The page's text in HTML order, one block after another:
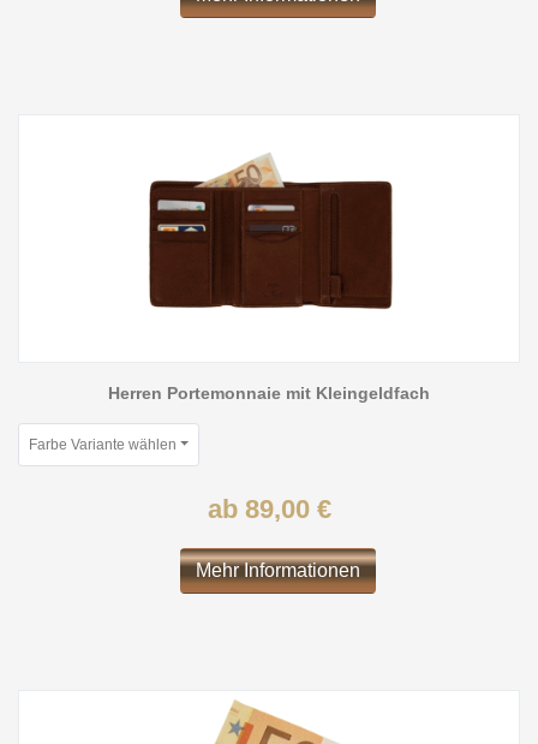
Herren Portemonnaie mit Kleingeldfach
Farbe Variante wählen
ab 89,00 €
Mehr Informationen